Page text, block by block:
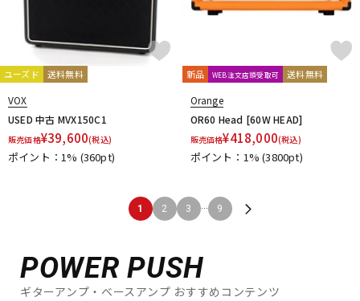
ユーズド 送料無料
VOX
USED 中古 MVX150C1
販売価格¥39,600(税込)
ポイント：1% (360pt)
新品 WEB注文店頭受取可 送料無料
Orange
OR60 Head [60W HEAD]
販売価格¥418,000(税込)
ポイント：1%(3800pt)
1 2 3 ... 9
POWER PUSH
ギターアンプ・ベースアンプ おすすめコンテンツ